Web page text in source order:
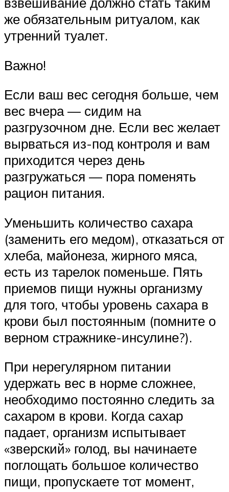
же обязательным ритуалом, как
утренний туалет.
Важно!
Если ваш вес сегодня больше, чем
вес вчера — сидим на
разгрузочном дне. Если вес желает
вырваться из-под контроля и вам
приходится через день
разгружаться — пора поменять
рацион питания.
Уменьшить количество сахара
(заменить его медом), отказаться от
хлеба, майонеза, жирного мяса,
есть из тарелок поменьше. Пять
приемов пищи нужны организму
для того, чтобы уровень сахара в
крови был постоянным (помните о
верном стражнике-инсулине?).
При нерегулярном питании
удержать вес в норме сложнее,
необходимо постоянно следить за
сахаром в крови. Когда сахар
падает, организм испытывает
«зверский» голод, вы начинаете
поглощать большое количество
пищи, пропускаете тот момент,